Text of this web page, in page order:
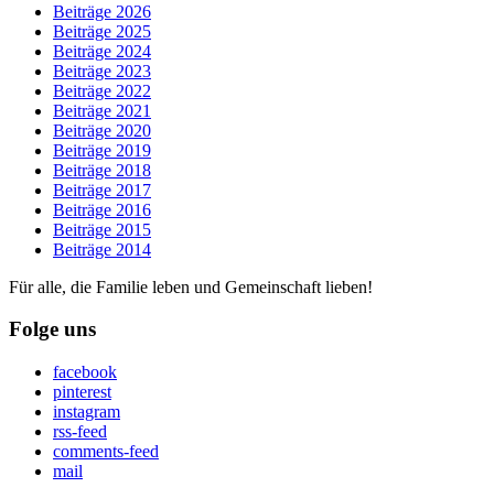
Beiträge 2026
Beiträge 2025
Beiträge 2024
Beiträge 2023
Beiträge 2022
Beiträge 2021
Beiträge 2020
Beiträge 2019
Beiträge 2018
Beiträge 2017
Beiträge 2016
Beiträge 2015
Beiträge 2014
Für alle, die Familie leben und Gemeinschaft lieben!
Folge uns
facebook
pinterest
instagram
rss-feed
comments-feed
mail